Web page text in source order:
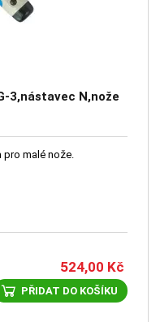
3,nástavec N,nože
pro malé nože.
524,00 Kč
PŘIDAT DO KOŠÍKU